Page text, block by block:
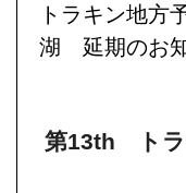
トラキン地方
湖 延期のお知
第13th
トラ